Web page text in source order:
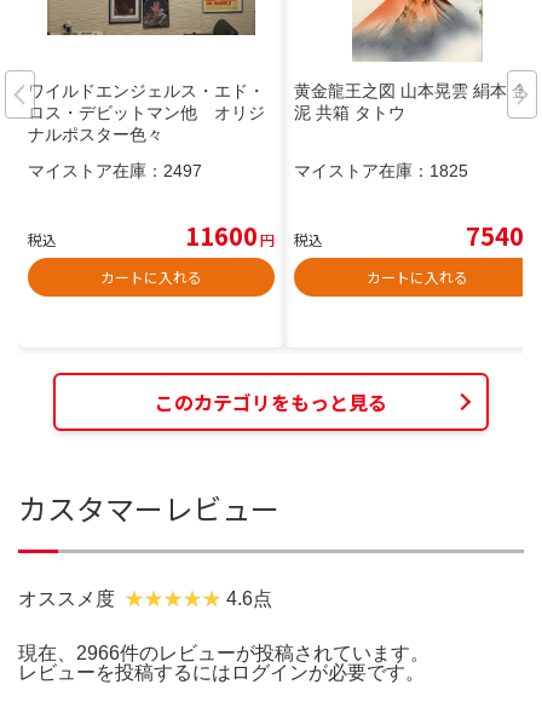
ワイルドエンジェルス・エド・
ロス・デビットマン他 オリジ
ナルポスター色々
マイストア在庫： 2497
税込 11600円
カートに入れる
黄金龍王之図 山本晃雲 絹本 金
泥 共箱 タトウ
マイストア在庫： 1825
税込 7540
カートに入れる
このカテゴリをもっと見る
カスタマーレビュー
オススメ度 4.6点
現在、2966件のレビューが投稿されています。
レビューを投稿するには ログインが必要です。